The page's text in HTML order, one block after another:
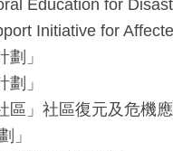
Education for
Initiative for
」
」
」社區復元及危機
」